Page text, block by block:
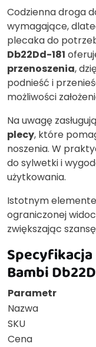
Codzienna droga
wymagające,
plecaka do
Db22Dd-181
przenoszenia,
podnieść i
możliwości
Na uwagę zasługują
plecy, które
noszenia. W
do sylwetki i
użytkowania.
Istotnym
ograniczonej
zwiększając
Bambi
Parametr
Nazwa
SKU
Cena